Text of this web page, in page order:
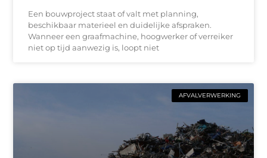
Een bouwproject staat of valt met planning,
beschikbaar materieel en duidelijke afspraken.
Wanneer een graafmachine, hoogwerker of verreiker
niet op tijd aanwezig is, loopt niet
AFVALVERWERKING